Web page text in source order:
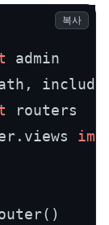
복사